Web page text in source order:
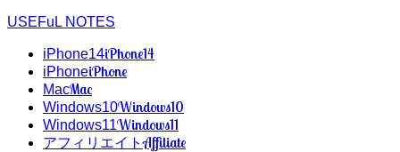
USEFuL NOTES
iPhone14iPhone14
iPhoneiPhone
MacMac
Windows10Windows10
Windows11Windows11
アフィリエイトAffiliate